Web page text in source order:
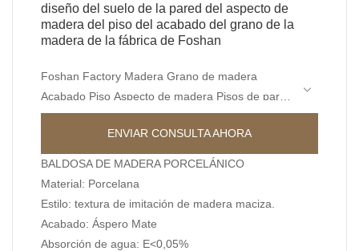
diseño del suelo de la pared del aspecto de
madera del piso del acabado del grano de la
madera de la fábrica de Foshan
Foshan Factory Madera Grano de madera
Acabado Piso Aspecto de madera Pisos de pared
Diseño Kajaria List Baldosas de cerámica en
comparación con productos similares en el
mercado, tiene ventajas sobresalientes
reputación en el mercado. Superficies MoCo&
ENVIAR CONSULTA AHORA
BALDOSA DE MADERA PORCELÁNICO
Material: Porcelana
Estilo: textura de imitación de madera maciza.
Acabado: Áspero Mate
Absorción de agua: E<0,05%